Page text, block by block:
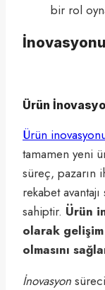
bir rol
Ürün
Ürün
tamamen yeni
süreç, pazarın
rekabet
sahiptir. Ürün
olarak
olmasını
İnovasyon